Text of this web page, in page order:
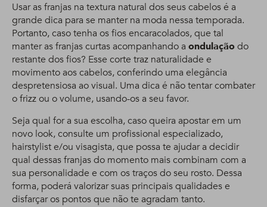
Usar as franjas na textura natural dos seus cabelos é a
grande dica para se manter na moda nessa temporada.
Portanto, caso tenha os fios encaracolados, que tal
manter as franjas curtas acompanhando a ondulação do
restante dos fios? Esse corte traz naturalidade e
movimento aos cabelos, conferindo uma elegância
despretensiosa ao visual. Uma dica é não tentar combater
o frizz ou o volume, usando-os a seu favor.
Seja qual for a sua escolha, caso queira apostar em um
novo look, consulte um profissional especializado,
hairstylist e/ou visagista, que possa te ajudar a decidir
qual dessas franjas do momento mais combinam com a
sua personalidade e com os traços do seu rosto. Dessa
forma, poderá valorizar suas principais qualidades e
disfarçar os pontos que não te agradam tanto.